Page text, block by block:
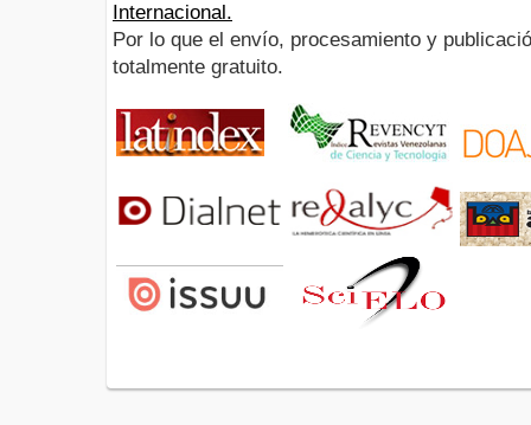
Internacional.
Por lo que el envío, procesamiento y
totalmente gratuito.